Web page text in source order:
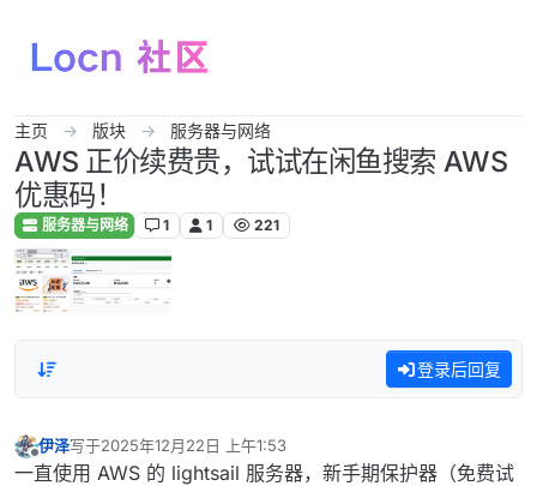
主页 版块 服务器与网络
AWS 正价续费贵，试试在闲鱼搜索 AWS
优惠码！
服务器与网络 1 1 221
登录后回复
离线
伊泽写于2025年12月22日 上午1:53
最后由 编辑
一直使用 AWS 的 lightsail 服务器，新手期保护器（免费试